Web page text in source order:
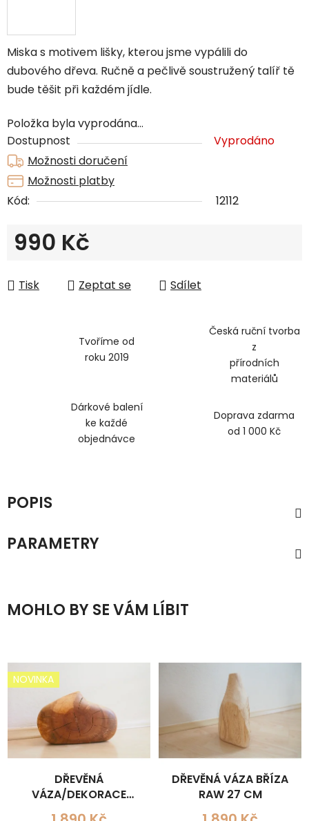
Miska s motivem lišky, kterou jsme vypálili do
dubového dřeva. Ručně a pečlivě soustružený talíř tě
bude těšit při každém jídle.
Položka byla vyprodána…
Dostupnost
Vyprodáno
Možnosti doručení
Možnosti platby
Kód:
12112
990 Kč
Tisk
Zeptat se Sdílet
Tvoříme od
roku 2019
Česká ruční tvorba
z
přírodních
materiálů
Dárkové balení
ke každé
objednávce
Doprava zdarma
od 1 000 Kč
POPIS
PARAMETRY
MOHLO BY SE VÁM LÍBIT
NOVINKA
DŘEVĚNÁ
VÁZA/DEKORACE
BŘÍZA 20 CM
DŘEVĚNÁ VÁZA BŘÍZA
RAW 27 CM